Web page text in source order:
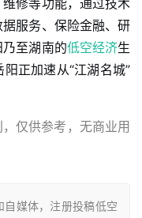
修等功能，通过技术
服务、保险金融、研
至湖南的低空经济生
正加速从“江湖名城”
仅供参考，无商业用
媒体，注册投稿低空